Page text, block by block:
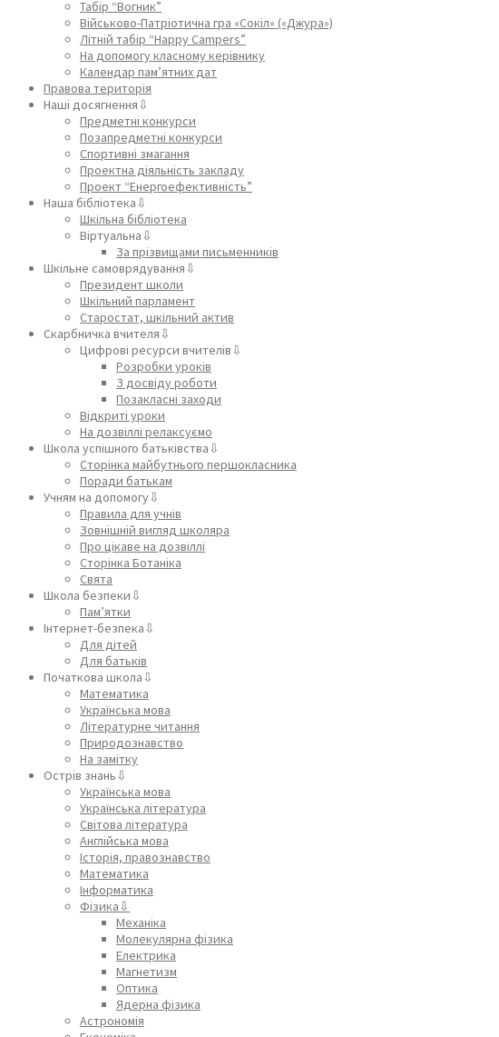
Табір “Вогник”
Військово-Патріотична гра «Сокіл» («Джура»)
Літній табір “Happy Campers”
На допомогу класному керівнику
Календар пам’ятних дат
Правова територія
Наші досягнення⇩
Предметні конкурси
Позапредметні конкурси
Спортивні змагання
Проектна діяльність закладу
Проект “Енергоефективність”
Наша бібліотека⇩
Шкільна бібліотека
Віртуальна⇩
За прізвищами письменників
Шкільне самоврядування⇩
Президент школи
Шкільний парламент
Старостат, шкільний актив
Скарбничка вчителя⇩
Цифрові ресурси вчителів⇩
Розробки уроків
З досвіду роботи
Позакласні заходи
Відкриті уроки
На дозвіллі релаксуємо
Школа успішного батьківства⇩
Сторінка майбутнього першокласника
Поради батькам
Учням на допомогу⇩
Правила для учнів
Зовнішній вигляд школяра
Про цікаве на дозвіллі
Сторінка Ботаніка
Свята
Школа безпеки⇩
Пам’ятки
Інтернет-безпека⇩
Для дітей
Для батьків
Початкова школа⇩
Математика
Українська мова
Літературне читання
Природознавство
На замітку
Острів знань⇩
Українська мова
Українська література
Світова література
Англійська мова
Історія, правознавство
Математика
Інформатика
Фізика⇩
Механіка
Молекулярна фізика
Електрика
Магнетизм
Оптика
Ядерна фізика
Астрономія